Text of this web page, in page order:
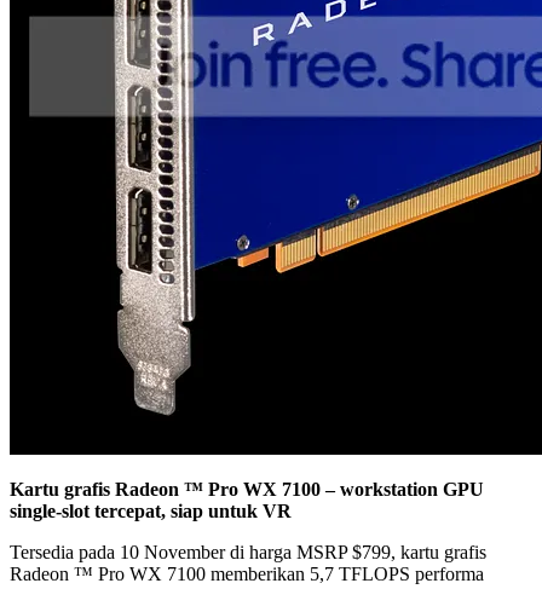
Kartu grafis Radeon ™ Pro WX 7100 – workstation GPU
single-slot tercepat, siap untuk VR
Tersedia pada 10 November di harga MSRP $799, kartu grafis
Radeon ™ Pro WX 7100 memberikan 5,7 TFLOPS performa